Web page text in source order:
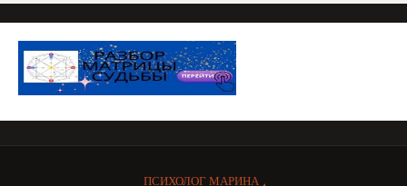
ПСИХОЛОГ МАРИНА